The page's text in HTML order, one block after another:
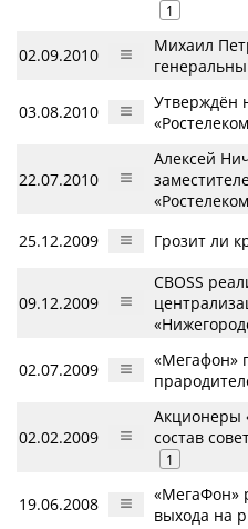
1
02.09.2010
Михаил
03.08.2010
Утверждён
22.07.2010
Алексей
25.12.2009 Грозит ли
09.12.2009
CBOSS
02.07.2009
«Мегафон»
02.02.2009
Акционеры
состав
1
19.06.2008
«МегаФон»
выхода на